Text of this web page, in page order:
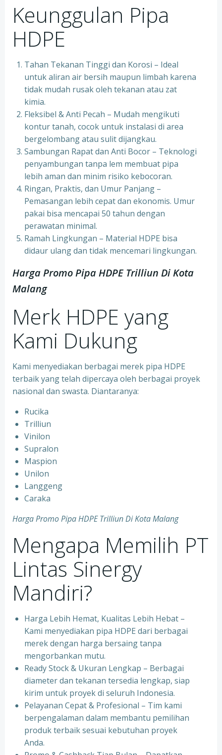
Keunggulan Pipa
HDPE
Tahan Tekanan Tinggi dan Korosi – Ideal
untuk aliran air bersih maupun limbah karena
tidak mudah rusak oleh tekanan atau zat
kimia.
Fleksibel & Anti Pecah – Mudah mengikuti
kontur tanah, cocok untuk instalasi di area
bergelombang atau sulit dijangkau.
Sambungan Rapat dan Anti Bocor – Teknologi
penyambungan tanpa lem membuat pipa
lebih aman dan minim risiko kebocoran.
Ringan, Praktis, dan Umur Panjang –
Pemasangan lebih cepat dan ekonomis. Umur
pakai bisa mencapai 50 tahun dengan
perawatan minimal.
Ramah Lingkungan – Material HDPE bisa
didaur ulang dan tidak mencemari lingkungan.
Harga Promo Pipa HDPE Trilliun Di Kota
Malang
Merk HDPE yang
Kami Dukung
Kami menyediakan berbagai merek pipa HDPE
terbaik yang telah dipercaya oleh berbagai proyek
nasional dan swasta. Diantaranya:
Rucika
Trilliun
Vinilon
Supralon
Maspion
Unilon
Langgeng
Caraka
Harga Promo Pipa HDPE Trilliun Di Kota Malang
Mengapa Memilih PT
Lintas Sinergy
Mandiri?
Harga Lebih Hemat, Kualitas Lebih Hebat –
Kami menyediakan pipa HDPE dari berbagai
merek dengan harga bersaing tanpa
mengorbankan mutu.
Ready Stock & Ukuran Lengkap – Berbagai
diameter dan tekanan tersedia lengkap, siap
kirim untuk proyek di seluruh Indonesia.
Pelayanan Cepat & Profesional – Tim kami
berpengalaman dalam membantu pemilihan
produk terbaik sesuai kebutuhan proyek
Anda.